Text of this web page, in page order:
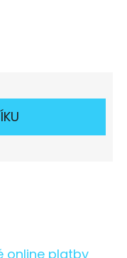
online platby